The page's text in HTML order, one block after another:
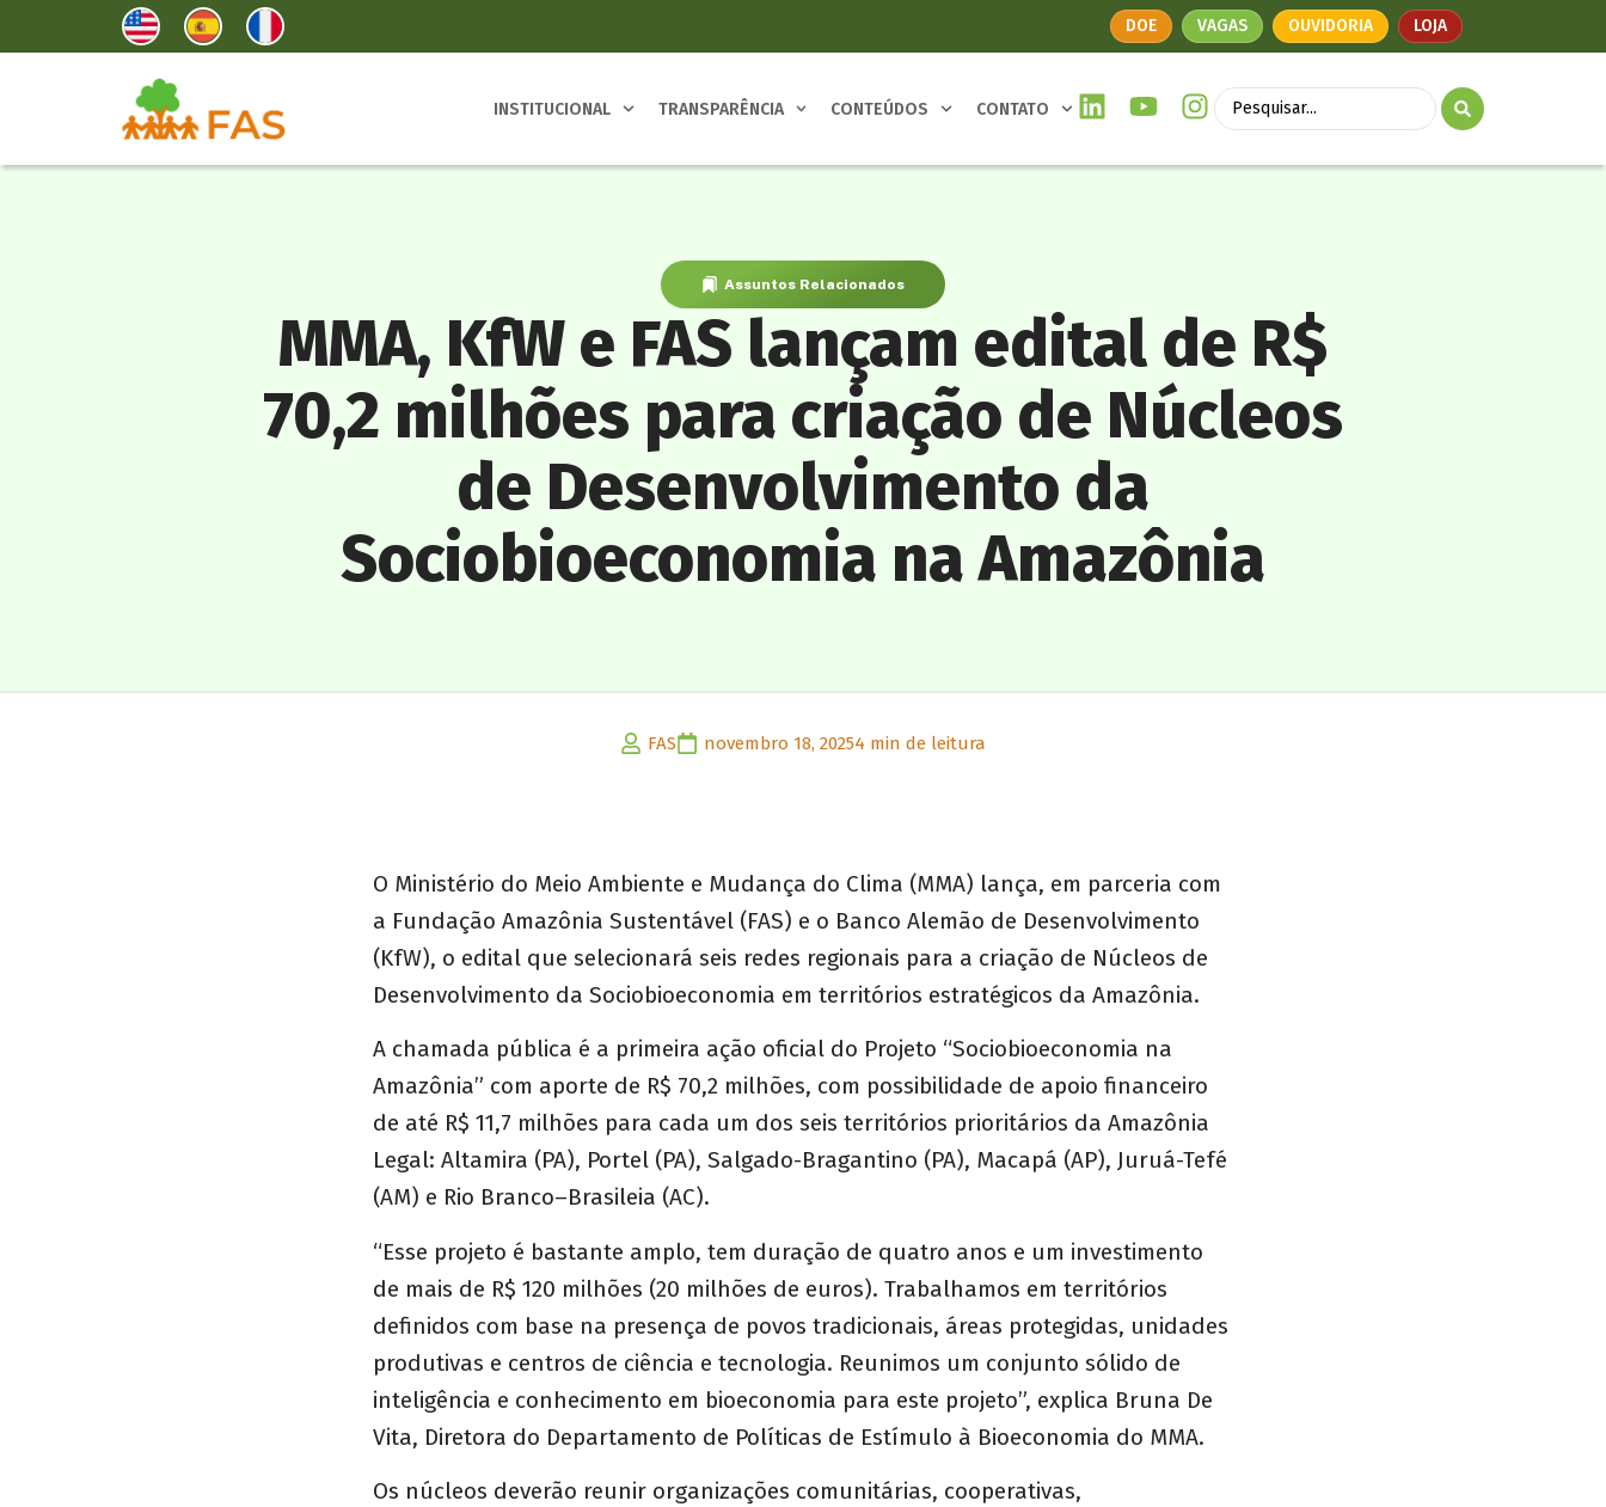
DOE VAGAS OUVIDORIA LOJA
INSTITUCIONAL TRANSPARÊNCIA CONTEÚDOS CONTATO
Assuntos Relacionados
MMA, KfW e FAS lançam edital de R$
70,2 milhões para criação de Núcleos
de Desenvolvimento da
Sociobioeconomia na Amazônia
FAS novembro 18, 20254 min de leitura
O Ministério do Meio Ambiente e Mudança do Clima (MMA) lança, em parceria com
a Fundação Amazônia Sustentável (FAS) e o Banco Alemão de Desenvolvimento
(KfW), o edital que selecionará seis redes regionais para a criação de Núcleos de
Desenvolvimento da Sociobioeconomia em territórios estratégicos da Amazônia.
A chamada pública é a primeira ação oficial do Projeto “Sociobioeconomia na
Amazônia” com aporte de R$ 70,2 milhões, com possibilidade de apoio financeiro
de até R$ 11,7 milhões para cada um dos seis territórios prioritários da Amazônia
Legal: Altamira (PA), Portel (PA), Salgado-Bragantino (PA), Macapá (AP), Juruá-Tefé
(AM) e Rio Branco–Brasileia (AC).
“Esse projeto é bastante amplo, tem duração de quatro anos e um investimento
de mais de R$ 120 milhões (20 milhões de euros). Trabalhamos em territórios
definidos com base na presença de povos tradicionais, áreas protegidas, unidades
produtivas e centros de ciência e tecnologia. Reunimos um conjunto sólido de
inteligência e conhecimento em bioeconomia para este projeto”, explica Bruna De
Vita, Diretora do Departamento de Políticas de Estímulo à Bioeconomia do MMA.
Os núcleos deverão reunir organizações comunitárias, cooperativas,